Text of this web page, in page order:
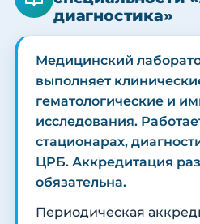
диагностика»
Медицинский
выполняет
гематологические и
исследования.
стационарах,
ЦРБ. Аккредитация раз
обязательна.
Периодическая